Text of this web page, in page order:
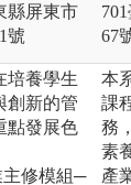
縣屏東市
號
67
培養學生
創新的管
點發展色
主修模組─
本
課
務
素
產